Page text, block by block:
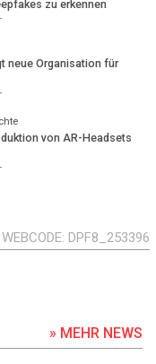
zu erkennen
neue Organisation für
von AR-Headsets
WEBCODE DPF8_253396
» MEHR NEWS